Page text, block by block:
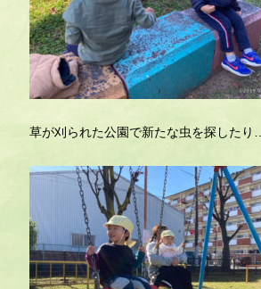
草が刈られた公園で新たな虫を探したり…